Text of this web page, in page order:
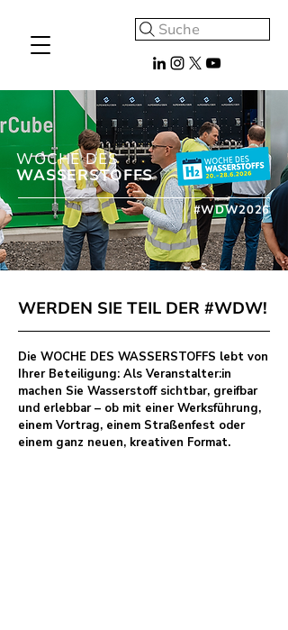
Suche
WOCHE DES
WASSERSTOFFS
#WDW2026
WERDEN SIE TEIL DER #WDW!
Die WOCHE DES WASSERSTOFFS lebt von
Ihrer Beteiligung: Als Veranstalter:in
machen Sie Wasserstoff sichtbar, greifbar
und erlebbar – ob mit einer Werksführung,
einem Vortrag, einem Straßenfest oder
einem ganz neuen, kreativen Format.